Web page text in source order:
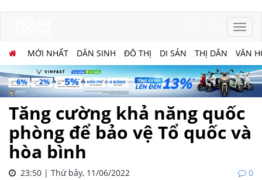
MỚI NHẤT DÂN SINH ĐÔ THỊ DI SẢN THỊ DÂN VĂN
Tăng cường khả năng quốc
phòng để bảo vệ Tổ quốc và
hòa bình
23:50 | Thứ bảy, 11/06/2022 0